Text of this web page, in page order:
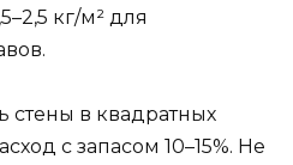
кг/м² для
стены в квадратных
с запасом 10–15%. Не